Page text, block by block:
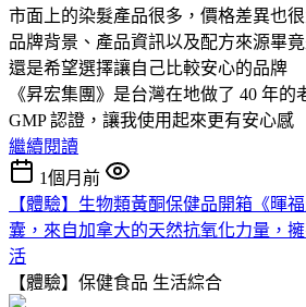
市面上的染髮產品很多，價格差異也
品牌背景、產品資訊以及配方來源畢
還是希望選擇讓自己比較安心的品牌
《昇宏集團》是台灣在地做了 40 年
GMP 認證，讓我使用起來更有安心感
繼續閱讀
1個月前
【體驗】生物類黃酮保健品開箱《暉
囊，來自加拿大的天然抗氧化力量，
活
【體驗】保健食品 生活綜合